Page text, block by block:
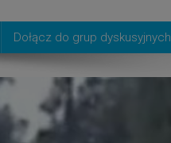
Dołącz do grup dyskusyjnych